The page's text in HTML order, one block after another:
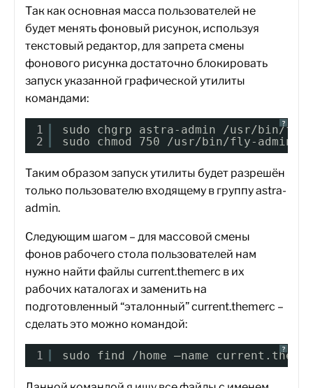
Так как основная масса пользователей не
будет менять фоновый рисунок, используя
текстовый редактор, для запрета смены
фонового рисунка достаточно блокировать
запуск указанной графической утилиты
командами:
?
1
2
sudo chgrp astra-admin /usr/bin/fly-
sudo chmod 750 /usr/bin/fly-admin-
Таким образом запуск утилиты будет разрешён
только пользователю входящему в группу astra-
admin.
Следующим шагом – для массовой смены
фонов рабочего стола пользователей нам
нужно найти файлы current.themerc в их
рабочих каталогах и заменить на
подготовленный “эталонный” current.themerc –
сделать это можно командой:
?
1 sudo find /home –name